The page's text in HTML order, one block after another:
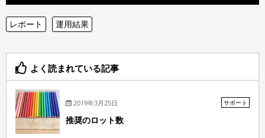
レポート 運用結果
よく読まれている記事
2019年3月25日 サポート
推奨のロット数